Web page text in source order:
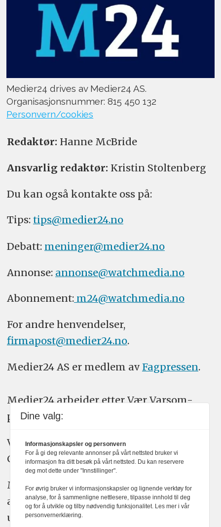
Medier24 drives av Medier24 AS.
Organisasjonsnummer: 815 450 132
Personvern/cookies
Redaktør: Hanne McBride
Ansvarlig redaktør: Kristin Stoltenberg
Du kan også kontakte oss på:
Tips: tips@medier24.no
Debatt: meninger@medier24.no
Annonse: annonse@watchmedia.no
Abonnement:m24@watchmedia.no
For andre henvendelser,
firmapost@medier24.no.
Medier24 AS er medlem av Fagpressen.
Medier24 arbeider etter Vær Varsom-
plakatens regler for god presseskikk.
Vi bruker KI-verktøy som ChatGPT,
Claude, og Gemini i journalistikken vår.
Medier24s redaksjon har alltid det fulle
ansvar for publisert innhold, med eller
uten bruk av kunstig intelligens.
Dine valg:
Informasjonskapsler og personvern
For å gi deg relevante annonser på vårt nettsted bruker vi
informasjon fra ditt besøk på vårt nettsted. Du kan reservere
deg mot dette under "Innstillinger".
For øvrig bruker vi informasjonskapsler og lignende verktøy for
analyse, for å sammenligne nettlesere, tilpasse innhold til deg
og for å utvikle og tilby nødvendig funksjonalitet. Les mer i vår
personvernerklæring.